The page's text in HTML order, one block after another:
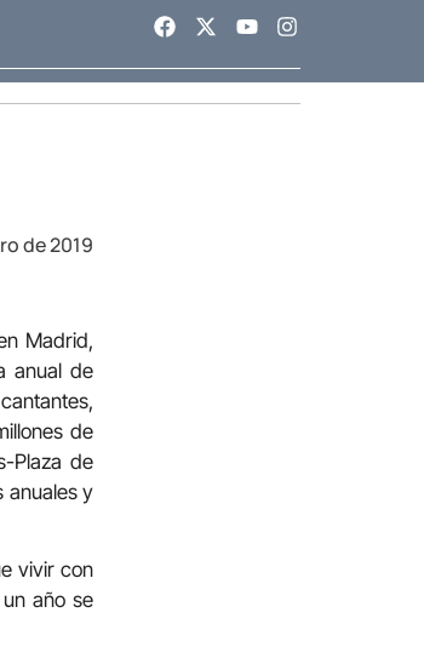
de 2019
Madrid,
anual de
de
Plaza de
anuales y
vivir con
año se